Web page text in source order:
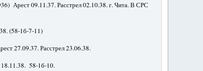
Арест 09.11.37. Расстрел 02.10.38. г. Чита. В СРС
(58-1б-7-11)
27.09.37. Расстрел 23.06.38.
58-1б-10.